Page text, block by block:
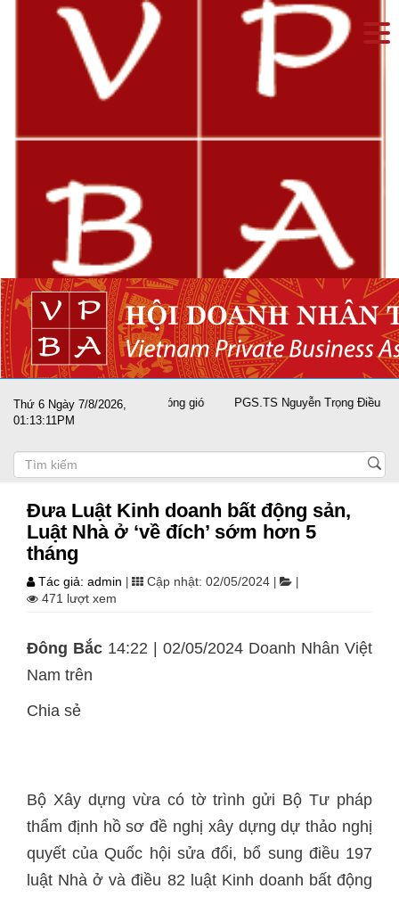
Thứ 6 Ngày 7/8/2026,
01:13:11PM
doanh nghiệp vượt sóng gió PGS.TS Nguyễn Trọng Điều tái đắc
Đưa Luật Kinh doanh bất động sản,
Luật Nhà ở ‘về đích’ sớm hơn 5
tháng
Tác giả: admin Cập nhật: 02/05/2024
471 lượt xem
Đông Bắc 14:22 | 02/05/2024 Doanh Nhân Việt
Nam trên
Chia sẻ
Bộ Xây dựng vừa có tờ trình gửi Bộ Tư pháp
thẩm định hồ sơ đề nghị xây dựng dự thảo nghị
quyết của Quốc hội sửa đổi, bổ sung điều 197
luật Nhà ở và điều 82 luật Kinh doanh bất động